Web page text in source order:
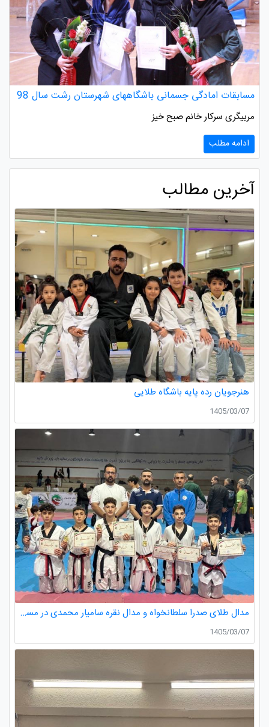
مسابقات امادگی جسمانی باشگاههای شهرستان رشت سال 98
مربیگری سرکار خانم صبح خیز
ادامه مطلب
آخرین مطالب
هنرجویان رده پایه باشگاه طلایی
1405/03/07
مدال طلای صدرا سلطانخواه و مدال نقره سامیار محمدی در مسابقات قهرمانی نونهالان استان گیلان
1405/03/07